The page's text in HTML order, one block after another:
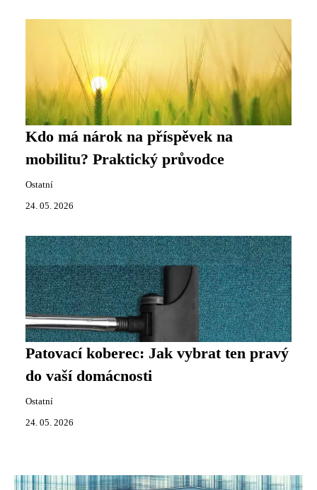
Kdo má nárok na příspěvek na
mobilitu? Praktický průvodce
Ostatní
24. 05. 2026
Patovací koberec: Jak vybrat ten pravý
do vaší domácnosti
Ostatní
24. 05. 2026